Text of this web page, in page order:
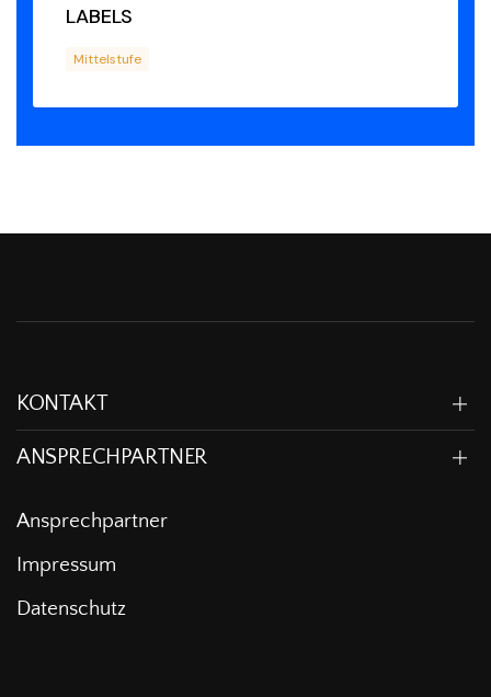
LABELS
Mittelstufe
KONTAKT
ANSPRECHPARTNER
Ansprechpartner
Impressum
Datenschutz